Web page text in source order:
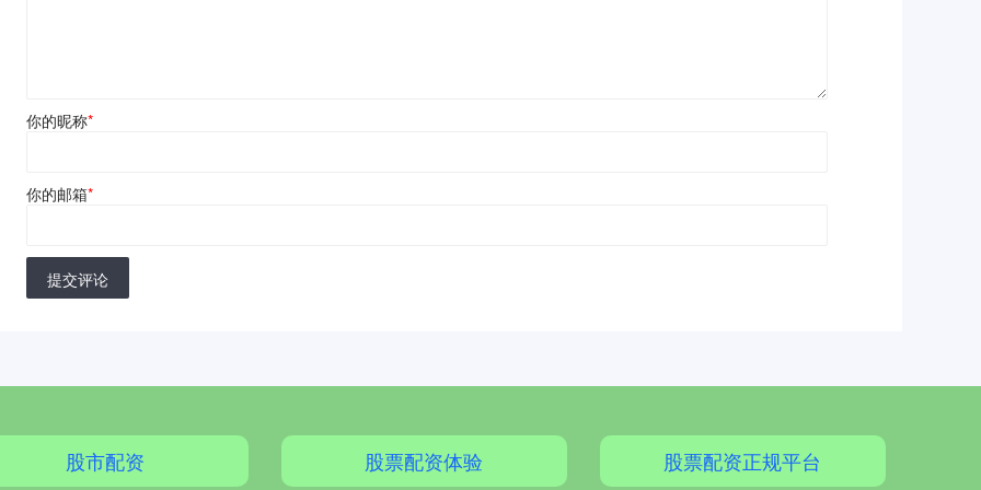
你的昵称*
你的邮箱*
提交评论
股市配资 股票配资体验 股票配资正规平台